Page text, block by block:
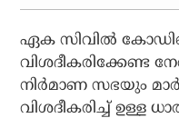
ഏക സിവില്‍
വിശദീകരിക്കേണ്ട
നിര്‍മാണ സഭയും
വിശദീകരിച്ച് ഉള്ള